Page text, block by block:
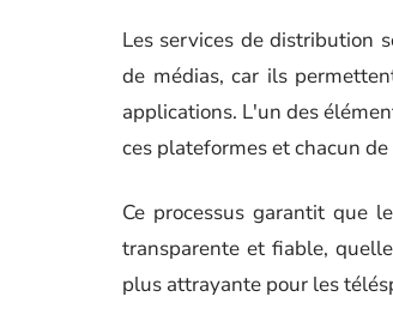
Les services de distribution
de médias, car ils
applications. L'un des
ces plateformes et chacun de
Ce processus garantit que
transparente et fiable,
plus attrayante pour les